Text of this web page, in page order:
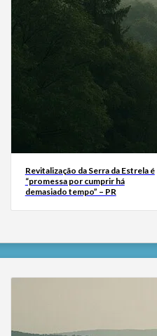
Revitalização da Serra da Estrela é
“promessa por cumprir há
demasiado tempo” – PR